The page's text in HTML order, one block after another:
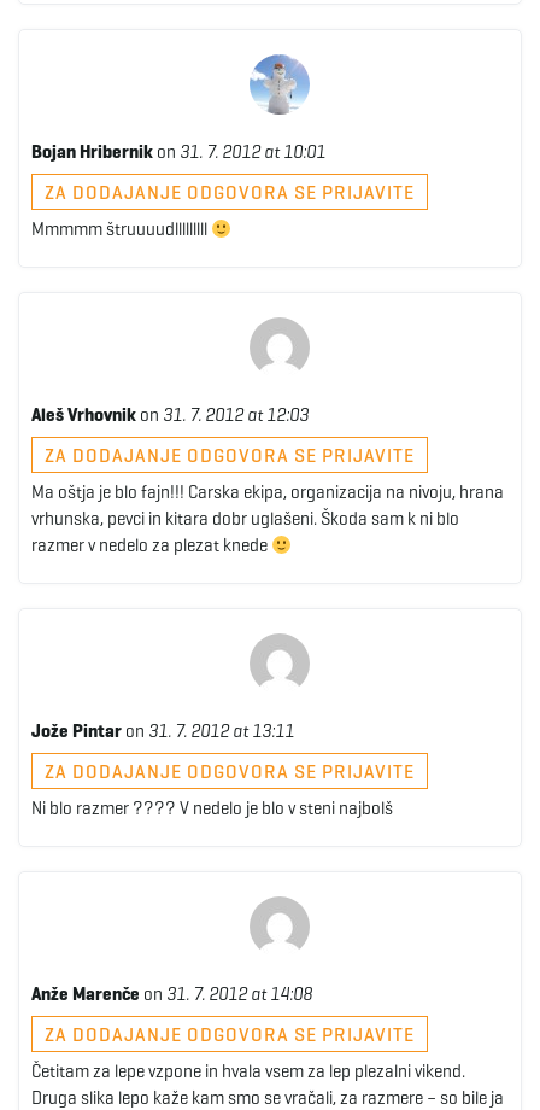
Bojan Hribernik on 31. 7. 2012 at 10:01
ZA DODAJANJE ODGOVORA SE PRIJAVITE
Mmmmm štruuuudlllllllll
Aleš Vrhovnik on 31. 7. 2012 at 12:03
ZA DODAJANJE ODGOVORA SE PRIJAVITE
Ma oštja je blo fajn!!! Carska ekipa, organizacija na nivoju, hrana
vrhunska, pevci in kitara dobr uglašeni. Škoda sam k ni blo
razmer v nedelo za plezat knede
Jože Pintar on 31. 7. 2012 at 13:11
ZA DODAJANJE ODGOVORA SE PRIJAVITE
Ni blo razmer ???? V nedelo je blo v steni najbolš
Anže Marenče on 31. 7. 2012 at 14:08
ZA DODAJANJE ODGOVORA SE PRIJAVITE
Četitam za lepe vzpone in hvala vsem za lep plezalni vikend.
Druga slika lepo kaže kam smo se vračali, za razmere – so bile ja